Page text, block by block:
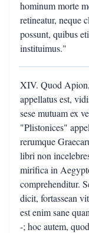
hominum morte
retineatur, neque
possunt, quibus
instituimus."
XIV. Quod
appellatus est,
sese mutuam ex
"Plistonices"
rerumque
libri non
mirifica in
comprehenditur.
dicit, fortassean
est enim sane
-; hoc autem,